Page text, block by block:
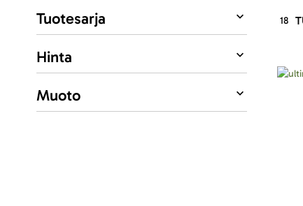
18
Tuotesarja
Hinta
Muoto